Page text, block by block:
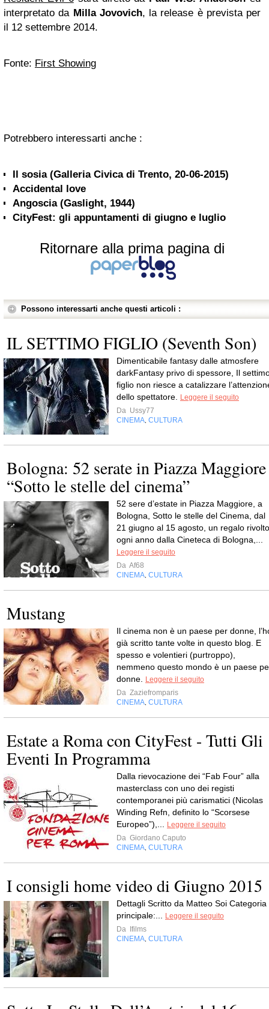
interpretato da Milla Jovovich, la release è prevista per
il 12 settembre 2014.
Fonte: First Showing
Potrebbero interessarti anche :
Il sosia (Galleria Civica di Trento, 20-06-2015)
Accidental love
Angoscia (Gaslight, 1944)
CityFest: gli appuntamenti di giugno e luglio
Ritornare alla prima pagina di
Possono interessarti anche questi articoli :
IL SETTIMO FIGLIO (Seventh Son)
Dimenticabile fantasy dalle atmosfere
darkFantasy privo di spessore, Il
figlio non riesce a catalizzare
dello spettatore.
Leggere il seguito
Da Ussy77
CINEMA CULTURA
Bologna: 52 serate in Piazza Maggiore
“Sotto le stelle del cinema”
52 sere d’estate in Piazza Maggiore, a
Bologna, Sotto le stelle del Cinema, dal
21 giugno al 15 agosto, un regalo rivolto
ogni anno dalla Cineteca di Bologna,...
Leggere il seguito
Da Af68
CINEMA CULTURA
Mustang
Il cinema non è un paese per donne,
già scritto tante volte in questo blog. E
spesso e volentieri (purtroppo),
nemmeno questo mondo è un paese
donne.
Leggere il seguito
Da Zaziefromparis
CINEMA CULTURA
Estate a Roma con CityFest - Tutti Gli
Eventi In Programma
Dalla rievocazione dei “Fab Four” alla
masterclass con uno dei registi
contemporanei più carismatici (Nicolas
Winding Refn, definito lo “Scorsese
Europeo”),...
Leggere il seguito
Da Giordano Caputo
CINEMA CULTURA
I consigli home video di Giugno 2015
Dettagli Scritto da Matteo Soi Categoria
principale:...
Leggere il seguito
Da
Ifilms
CINEMA CULTURA